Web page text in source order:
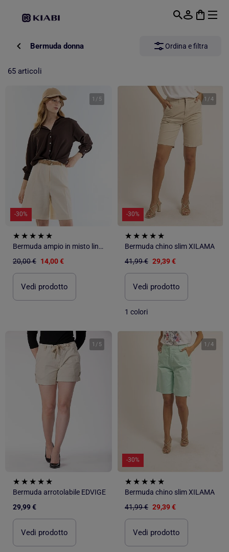
Bermuda donna Ordina e filtra
65 articoli
1 / 5
-30%
Bermuda ampio in misto lino con pinces
20,00 € 14,00 €
Vedi prodotto
1 /4
-30%
Bermuda chino slim XILAMA
41,99 € 29,39 €
Vedi prodotto
1 colori
1 / 5
Bermuda arrotolabile EDVIGE
29,99 €
Vedi prodotto
1 /4
-30%
Bermuda chino slim XILAMA
41,99 € 29,39 €
Vedi prodotto